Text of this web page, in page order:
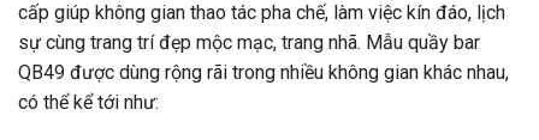
cấp giúp không gian thao tác pha chế, làm việc kín đáo, lịch
sự cùng trang trí đẹp mộc mạc, trang nhã. Mẫu quầy bar
QB49 được dùng rộng rãi trong nhiều không gian khác nhau,
có thể kể tới như: